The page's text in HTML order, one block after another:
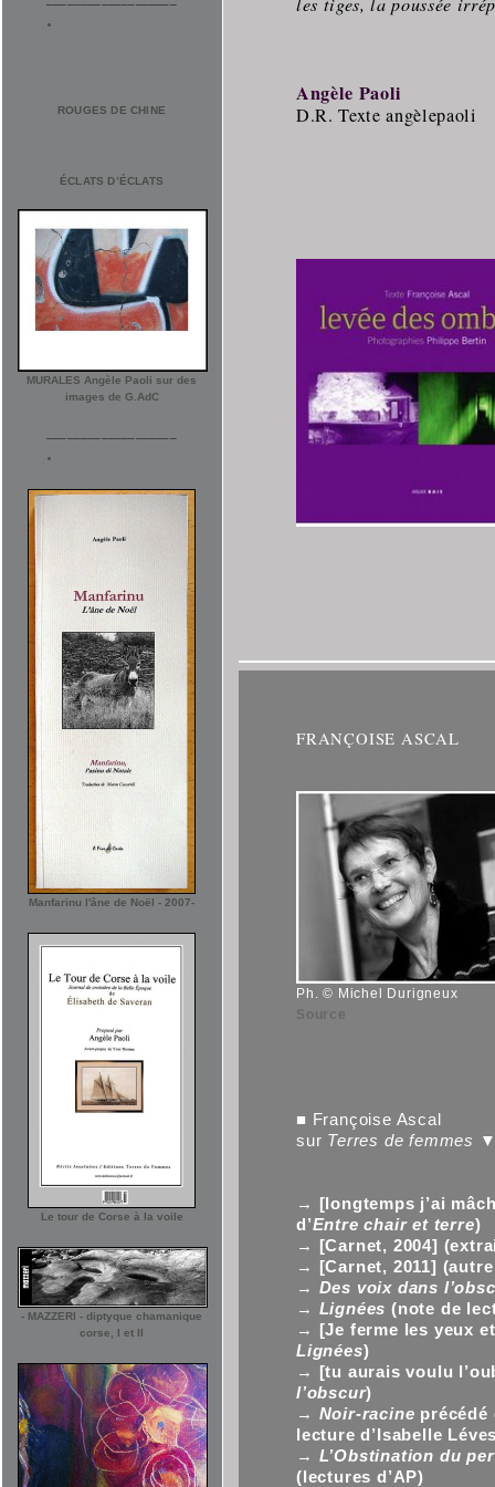
ROUGES DE CHINE
ÉCLATS D’ÉCLATS
MURALES Angèle Paoli sur des
images de G.AdC
Manfarinu l'âne de Noël - 2007-
Le tour de Corse à la voile
- MAZZERI - diptyque chamanique
corse, I et II
Angèle Paoli
D.R. Texte angèlepaoli
FRANÇOISE ASCAL
Ph. © Michel Durigneux
Source
■ Françoise Ascal
sur Terres de femmes
→
[longtemps j’ai
d’Entre chair et terre)
→
[Carnet, 2004]
→
[Carnet, 2011]
→ Des voix dans
→ Lignées (note de
→
[Je ferme les yeux
Lignées)
→
[tu aurais voulu
l’obscur)
→ Noir-racine
lecture d’Isabelle
→ L’Obstination du
(lectures d’AP)